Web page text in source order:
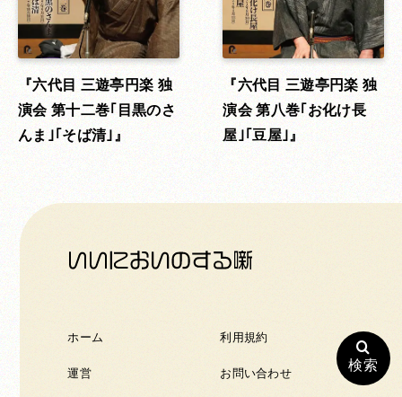
六代目 三遊亭円楽 独
演会 第十二巻｢目黒のさ
んま｣｢そば清｣
六代目 三遊亭円楽 独
演会 第八巻｢お化け長
屋｣｢豆屋｣
検索
ホーム 利用規約
運営 お問い合わせ